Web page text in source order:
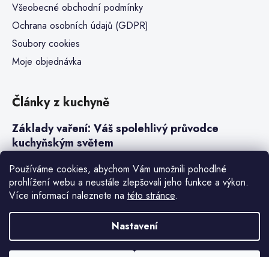
Používáme cookies, abychom Vám umožnili pohodlné
prohlížení webu a neustále zlepšovali jeho funkce a výkon.
Více informací naleznete na této stránce.
Nastavení
Všeobecné obchodní podmínky
Ochrana osobních údajů (GDPR)
Soubory cookies
Moje objednávka
Články z kuchyně
Základy vaření: Váš spolehlivý průvodce
kuchyňským světem
Steaky a sous-vide vaření
Jak vařit v tlakovém hrnci neboli papiňáku